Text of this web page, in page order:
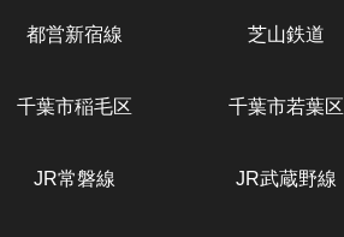
都営新宿線 芝山鉄道
千葉市稲毛区 千葉市若葉区
JR常磐線 JR武蔵野線